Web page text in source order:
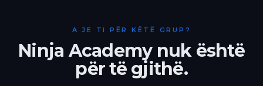
A JE TI PËR KËTË GRUP?
Ninja Academy nuk është
për të gjithë.